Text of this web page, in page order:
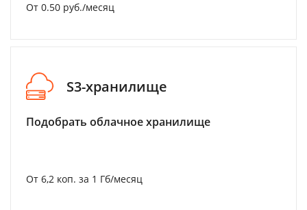
От 0.50 руб./месяц
S3-хранилище
Подобрать облачное хранилище
От 6,2 коп. за 1 Гб/месяц